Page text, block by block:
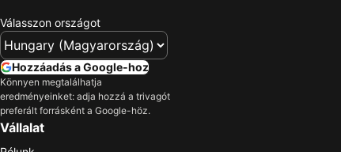
Válasszon országot
Hozzáadás a Google-hoz
Könnyen megtalálhatja
eredményeinket: adja hozzá a trivagót
preferált forrásként a Google-höz.
Vállalat